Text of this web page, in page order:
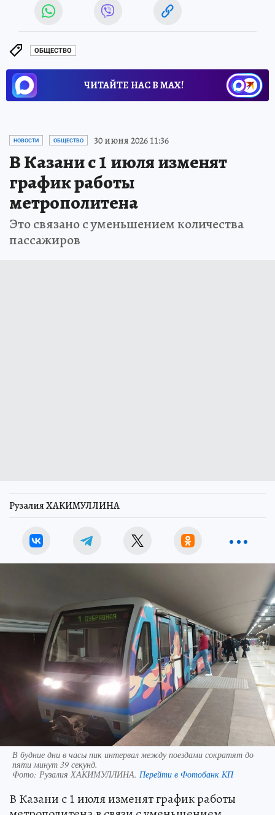
ОБЩЕСТВО
ЧИТАЙТЕ НАС В МАХ!
НОВОСТИ ОБЩЕСТВО 30 июня 2026 11:36
В Казани с 1 июля изменят
график работы
метрополитена
Это связано с уменьшением количества
пассажиров
Рузалия ХАКИМУЛЛИНА
В будние дни в часы пик интервал между поездами сократят до
пяти минут 39 секунд.
Фото: Рузалия ХАКИМУЛЛИНА. Перейти в Фотобанк КП
В Казани с 1 июля изменят график работы